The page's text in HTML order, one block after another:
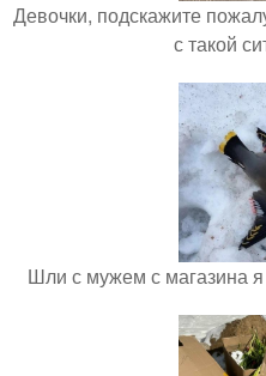
Девочки, подскажите
с такой
Шли с мужем с магазина я